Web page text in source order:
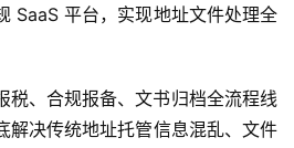
SaaS 平台，实现地址文件处理全
税、合规报备、文书归档全流程线
解决传统地址托管信息混乱、文件